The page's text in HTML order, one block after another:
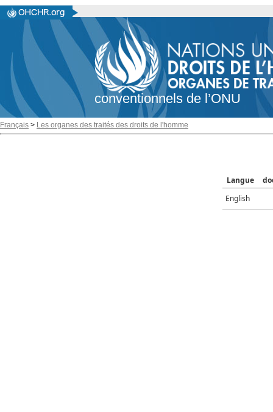
conventionnels de l’ONU
Français > Les organes des traités des droits de l'homme
Langue
English